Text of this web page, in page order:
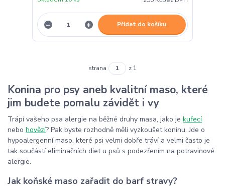
Přidat do košíku
strana z 1
Konina pro psy aneb kvalitní maso, které
jim budete pomalu závidět i vy
Trápí vašeho psa alergie na běžné druhy masa, jako je kuřecí
nebo hovězí? Pak byste rozhodně měli vyzkoušet koninu. Jde o
hypoalergenní maso, které psi velmi dobře tráví a velmi často je
tak součástí eliminačních diet u psů s podezřením na potravinové
alergie.
Jak koňské maso zařadit do barf stravy?